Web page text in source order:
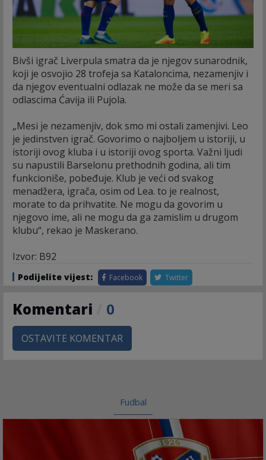
Bivši igrač Liverpula smatra da je njegov sunarodnik,
koji je osvojio 28 trofeja sa Kataloncima, nezamenjiv i
da njegov eventualni odlazak ne može da se meri sa
odlascima Ćavija ili Pujola.
„Mesi je nezamenjiv, dok smo mi ostali zamenjivi. Leo
je jedinstven igrač. Govorimo o najboljem u istoriji, u
istoriji ovog kluba i u istoriji ovog sporta. Važni ljudi
su napustili Barselonu prethodnih godina, ali tim
funkcioniše, pobeđuje. Klub je veći od svakog
menadžera, igrača, osim od Lea. to je realnost,
morate to da prihvatite. Ne mogu da govorim u
njegovo ime, ali ne mogu da ga zamislim u drugom
klubu“, rekao je Maskerano.
Izvor: B92
Podijelite vijest: Facebook Twitter
Komentari 0
OSTAVITE KOMENTAR
Fudbal